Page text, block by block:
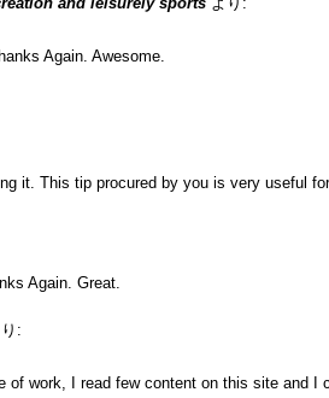
Again. Awesome.
it. This tip procured by you is very useful
Again. Great.
:
of work, I read few content on this site and I